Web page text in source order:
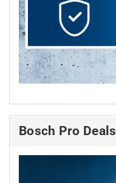
Bosch Pro Deals